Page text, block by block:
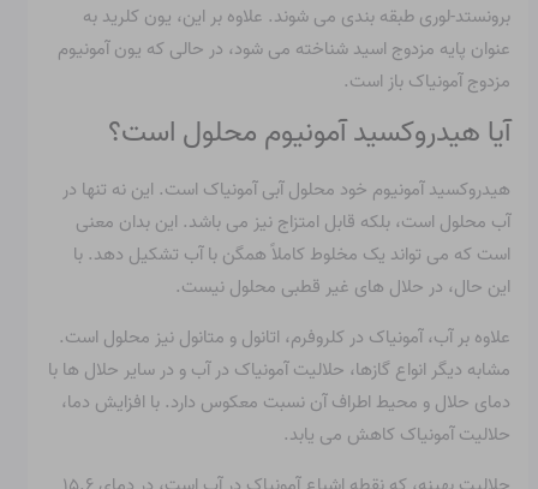
برونستد-لوری طبقه بندی می شوند. علاوه بر این، یون کلرید به
عنوان پایه مزدوج اسید شناخته می شود، در حالی که یون آمونیوم
مزدوج آمونیاک باز است.
آیا هیدروکسید آمونیوم محلول است؟
هیدروکسید آمونیوم خود محلول آبی آمونیاک است. این نه تنها در
آب محلول است، بلکه قابل امتزاج نیز می باشد. این بدان معنی
است که می تواند یک مخلوط کاملاً همگن با آب تشکیل دهد. با
این حال، در حلال های غیر قطبی محلول نیست.
علاوه بر آب، آمونیاک در کلروفرم، اتانول و متانول نیز محلول است.
مشابه دیگر انواع گازها، حلالیت آمونیاک در آب و در سایر حلال ها با
دمای حلال و محیط اطراف آن نسبت معکوس دارد. با افزایش دما،
حلالیت آمونیاک کاهش می یابد.